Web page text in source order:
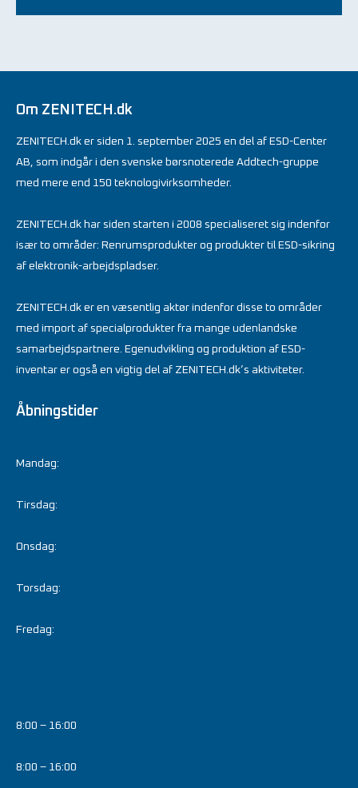
Om ZENITECH.dk
ZENITECH.dk er siden 1. september 2025 en del af ESD-Center
AB, som indgår i den svenske børsnoterede Addtech-gruppe
med mere end 150 teknologivirksomheder.
ZENITECH.dk har siden starten i 2008 specialiseret sig indenfor
især to områder: Renrumsprodukter og produkter til ESD-sikring
af elektronik-arbejdspladser.
ZENITECH.dk er en væsentlig aktør indenfor disse to områder
med import af specialprodukter fra mange udenlandske
samarbejdspartnere. Egenudvikling og produktion af ESD-
inventar er også en vigtig del af ZENITECH.dk’s aktiviteter.
Åbningstider
Mandag:
Tirsdag:
Onsdag:
Torsdag:
Fredag:
8:00 – 16:00
8:00 – 16:00